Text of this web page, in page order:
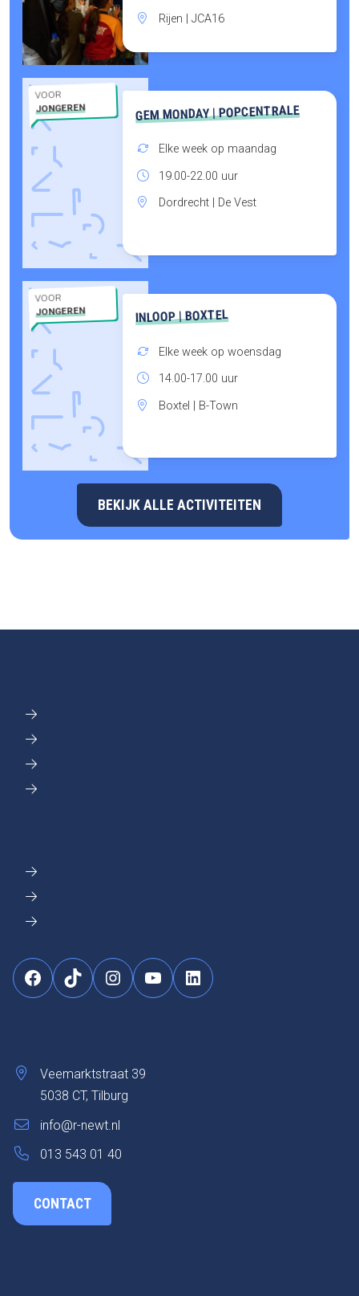
Rijen | JCA16
VOOR
JONGEREN GEM MONDAY | POPCENTRALE
Elke week op maandag
19.00-22.00 uur
Dordrecht | De Vest
VOOR
JONGEREN INLOOP | BOXTEL
Elke week op woensdag
14.00-17.00 uur
Boxtel | B-Town
BEKIJK ALLE ACTIVITEITEN
Facebook
TikTokInstagram
YouTubeLinkedIn
Veemarktstraat 39
5038 CT, Tilburg
info@r-newt.nl
013 543 01 40
CONTACT